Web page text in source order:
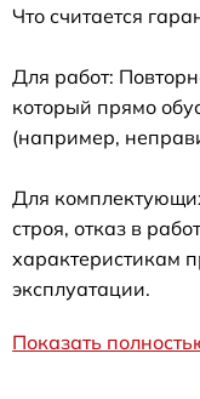
Что считается
Для работ:
который прямо
(например,
Для
строя, отказ в
характеристикам
эксплуатации.
Показать